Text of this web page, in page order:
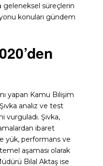
geleneksel süreçlerin
konuları gündem
yapan Kamu Bilişim
analiz ve test
Şıvka,
ibaret
yük, performans ve
aşaması olarak
Bilal Aktaş ise